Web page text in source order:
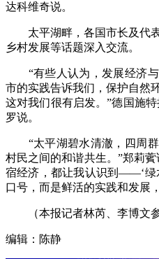
达科维奇说。
太平湖畔，各国市长及代表
乡村发展等话题深入交流。
“有些人认为，发展经济与
市的实践告诉我们，保护自然
这对我们很有启发。”德国施
罗说。
“太平湖碧水清澈，四周群
村民之间的和谐共生。”郑莉
宿经济，都让我认识到——‘绿
口号，而是鲜活的实践和发展
（本报记者林芮、李博文参
编辑：陈静